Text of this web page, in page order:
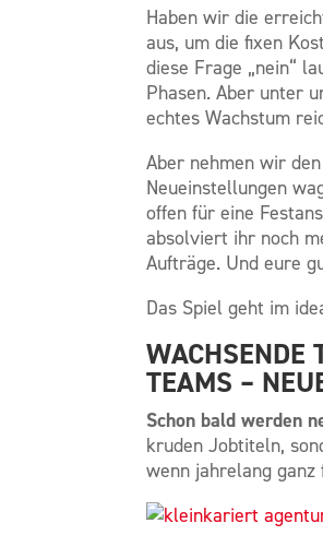
Haben wir die
aus, um die fixen
diese Frage „nein“
Phasen. Aber unter
echtes Wachstum
Aber nehmen wir
Neueinstellungen
offen für eine
absolviert ihr noch
Aufträge. Und eure
Das Spiel geht im
WACHSENDE
TEAMS –
Schon bald werden
kruden Jobtiteln,
wenn jahrelang